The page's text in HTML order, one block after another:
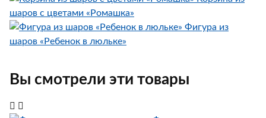
шаров с цветами «Ромашка»
Фигура из
шаров «Ребенок в люльке»
Вы смотрели эти товары